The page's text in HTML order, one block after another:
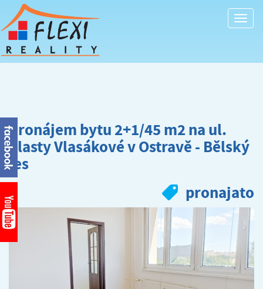
Pronájem bytu 2+1/45 m2 na ul.
Vlasty Vlasákové v Ostravě - Bělský
les
pronajato